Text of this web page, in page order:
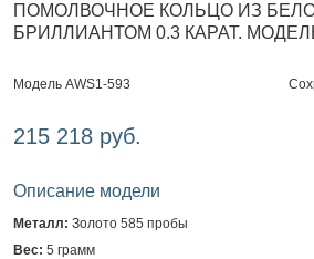
ПОМОЛВОЧНОЕ КОЛЬЦО ИЗ
БРИЛЛИАНТОМ 0.3 КАРАТ.
Модель AWS1-593
215 218 руб.
Описание модели
Металл: Золото 585 пробы
Вес: 5 грамм